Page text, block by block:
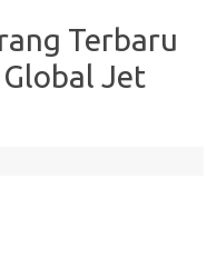
Terbaru
Jet